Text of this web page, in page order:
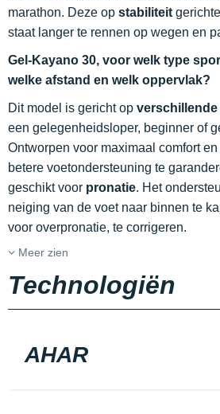
marathon. Deze op stabiliteit
staat langer te rennen op wegen en
Gel-Kayano 30, voor welk type
welke afstand en welk oppervlak?
Dit model is gericht op
een gelegenheidsloper, beginner of
Ontworpen voor maximaal comfort
betere voetondersteuning te
geschikt voor pronatie. Het
neiging van de voet naar binnen te
voor overpronatie, te corrigeren.
Meer zien
Technologiën
AHAR